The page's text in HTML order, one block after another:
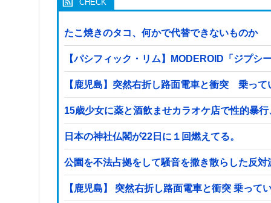
たこ焼きのタコ、何かで代替できないものか
【パシフィック・リム】MODEROID「ジプ
【鹿児島】突然右折し路面電車と衝突 乗っ
15歳少女に薬と酒飲ませカラオケ店で性的
日本の神社仏閣が22日に１回燃えてる。
公園を不法占拠をして騒音を撒き散らした反
【鹿児島】 突然右折し路面電車と衝突 乗っ